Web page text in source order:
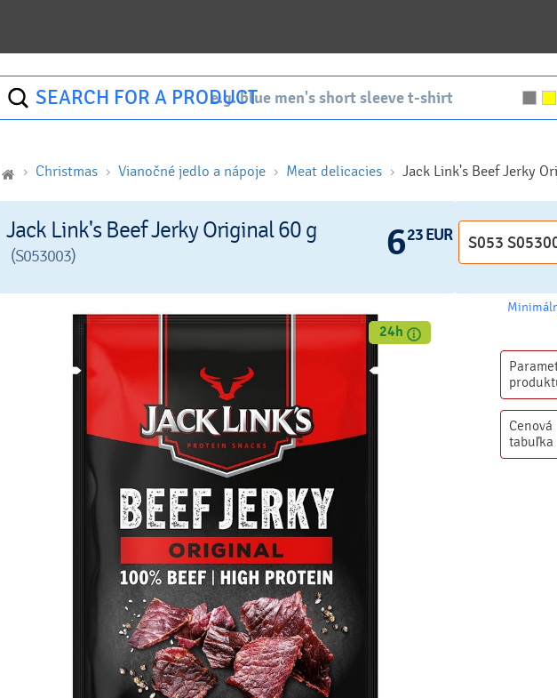
SEARCH FOR A PRODUCT
Christmas Vianočné jedlo a nápoje Meat delicacies Jack Link's Beef Jerky
Jack Link's Beef Jerky Original 60 g
(S053003) 623 EUR
24h
Cenová
tabuľka